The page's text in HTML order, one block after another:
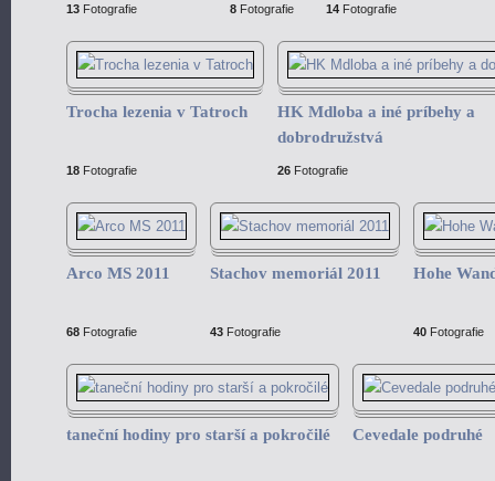
13 Fotografie 8 Fotografie 14 Fotografie
Trocha lezenia v Tatroch
18 Fotografie
HK Mdloba a iné príbehy a
dobrodružstvá
26 Fotografie
Arco MS 2011
68 Fotografie
Stachov memoriál 2011
43 Fotografie
Hohe
40 Fotografie
taneční hodiny pro starší a pokročilé Cevedale podruhé